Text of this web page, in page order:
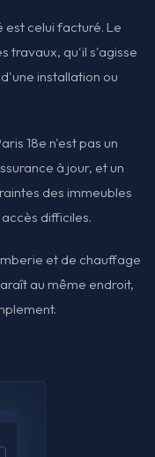
est celui facturé. Le
travaux, qu'il s'agisse
installation ou
18e n'est pas un
à jour, et un
des immeubles
difficiles.
et de chauffage
au même endroit,